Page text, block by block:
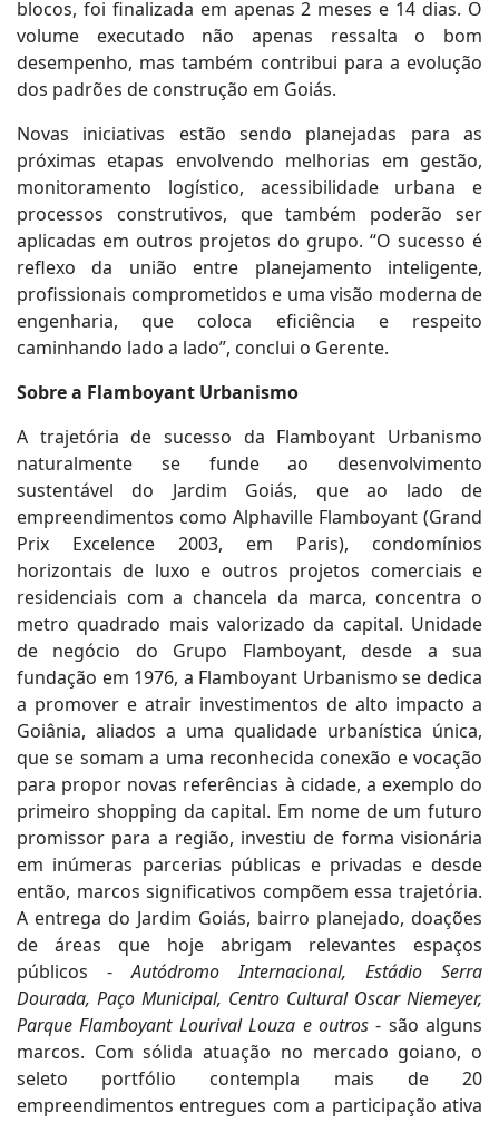
blocos, foi finalizada em apenas 2 meses e 14 dias. O
volume executado não apenas ressalta o bom
desempenho, mas também contribui para a evolução
dos padrões de construção em Goiás.
Novas iniciativas estão sendo planejadas para as
próximas etapas envolvendo melhorias em gestão,
monitoramento logístico, acessibilidade urbana e
processos construtivos, que também poderão ser
aplicadas em outros projetos do grupo. “O sucesso é
reflexo da união entre planejamento inteligente,
profissionais comprometidos e uma visão moderna de
engenharia, que coloca eficiência e respeito
caminhando lado a lado”, conclui o Gerente.
Sobre a Flamboyant Urbanismo
A trajetória de sucesso da Flamboyant Urbanismo
naturalmente se funde ao desenvolvimento
sustentável do Jardim Goiás, que ao lado de
empreendimentos como Alphaville Flamboyant (Grand
Prix Excelence 2003, em Paris), condomínios
horizontais de luxo e outros projetos comerciais e
residenciais com a chancela da marca, concentra o
metro quadrado mais valorizado da capital. Unidade
de negócio do Grupo Flamboyant, desde a sua
fundação em 1976, a Flamboyant Urbanismo se dedica
a promover e atrair investimentos de alto impacto a
Goiânia, aliados a uma qualidade urbanística única,
que se somam a uma reconhecida conexão e vocação
para propor novas referências à cidade, a exemplo do
primeiro shopping da capital. Em nome de um futuro
promissor para a região, investiu de forma visionária
em inúmeras parcerias públicas e privadas e desde
então, marcos significativos compõem essa trajetória.
A entrega do Jardim Goiás, bairro planejado, doações
de áreas que hoje abrigam relevantes espaços
públicos -Autódromo Internacional, Estádio Serra
Dourada, Paço Municipal, Centro Cultural Oscar Niemeyer,
Parque Flamboyant Lourival Louza e outros- são alguns
marcos. Com sólida atuação no mercado goiano, o
seleto portfólio contempla mais de 20
empreendimentos entregues com a participação ativa